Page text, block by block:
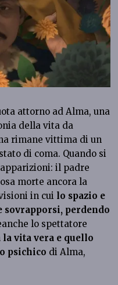
attorno ad Alma, una
della vita da
rimane vittima di un
di coma. Quando si
il padre
morte ancora la
in cui lo spazio e
perdendo
lo spettatore
vita vera e quello
psichico di Alma,